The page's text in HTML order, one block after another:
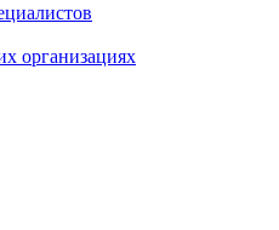
организациях